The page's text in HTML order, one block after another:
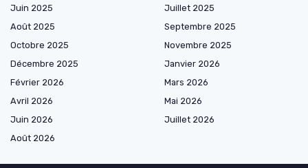
Juin 2025
Juillet 2025
Août 2025
Septembre 2025
Octobre 2025
Novembre 2025
Décembre 2025
Janvier 2026
Février 2026
Mars 2026
Avril 2026
Mai 2026
Juin 2026
Juillet 2026
Août 2026